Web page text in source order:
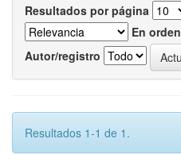
Resultados por página
En orden
Autor/registro
Resultados 1-1 de 1.